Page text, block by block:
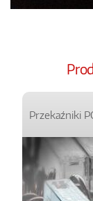
Przekaźniki